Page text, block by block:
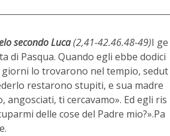
secondo Luca(2,41-42.46.48-49)I ge
di Pasqua. Quando egli ebbe dodici
lo trovarono nel tempio, sedut
restarono stupiti, e sua madre
angosciati, ti cercavamo». Ed egli ris
delle cose del Padre mio?».Pa